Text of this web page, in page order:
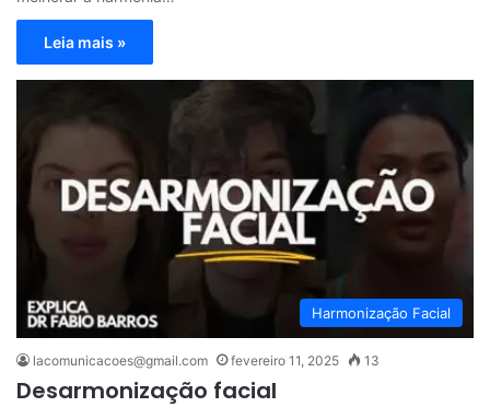
Leia mais »
Harmonização Facial
lacomunicacoes@gmail.com fevereiro 11, 2025 13
Desarmonização facial